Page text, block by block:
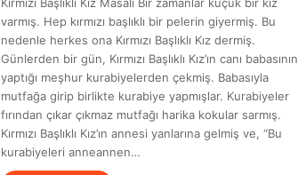
varmış. Hep kırmızı başlıklı bir pelerin giyermiş. Bu
nedenle herkes ona Kırmızı Başlıklı Kız dermiş.
Günlerden bir gün, Kırmızı Başlıklı Kız’ın canı babasının
yaptığı meşhur kurabiyelerden çekmiş. Babasıyla
mutfağa girip birlikte kurabiye yapmışlar. Kurabiyeler
fırından çıkar çıkmaz mutfağı harika kokular sarmış.
Kırmızı Başlıklı Kız’ın annesi yanlarına gelmiş ve, “Bu
kurabiyeleri anneannen…